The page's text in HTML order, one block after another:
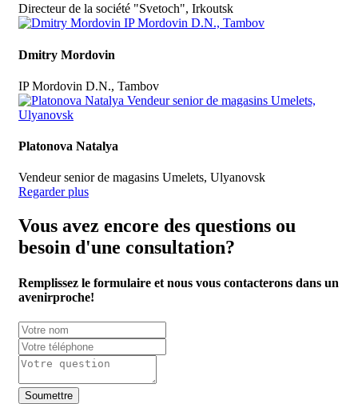
Directeur de la société "Svetoch", Irkoutsk
Dmitry Mordovin
IP Mordovin D.N., Tambov
Platonova Natalya
Vendeur senior de magasins Umelets, Ulyanovsk
Regarder plus
Vous avez encore des questions ou
besoin d'une consultation?
Remplissez le formulaire et nous vous contacterons dans un
avenirproche!
Soumettre